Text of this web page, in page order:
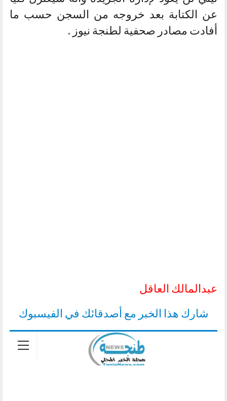
عن الكتابة بعد خروجه من السجن حسب ما
أفادت مصادر صحفية لطنجة نيوز .
عبدالمالك العاقل
شارك هذا الخبر مع أصدقائك في الفيسبوك